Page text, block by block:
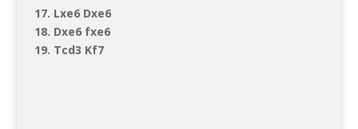
17. Lxe6 Dxe6
18. Dxe6 fxe6
19. Tcd3 Kf7